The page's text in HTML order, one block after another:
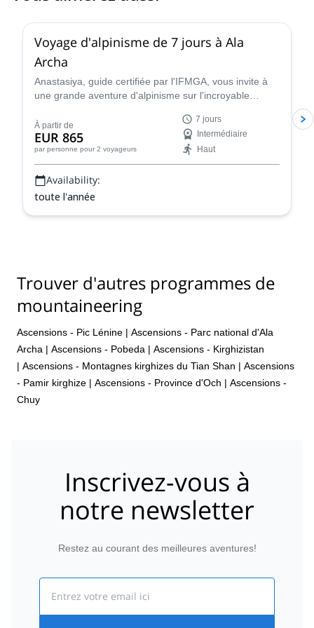
Voyage d'alpinisme de 7 jours à Ala
Archa
Anastasiya, guide certifiée par l'IFMGA, vous invite à
une grande aventure d'alpinisme sur l'incroyable
aurez l'occasion d'escalader le pic Korona (4810) et le
Bachechekei (4515 m) !
À partir de
EUR 865
par personne pour 2 voyageurs
7 jours
Intermédiaire
Haut
Availability:
toute l'année
Trouver d'autres programmes de
mountaineering
Ascensions - Pic Lénine | Ascensions - Parc national d'Ala
Archa | Ascensions - Pobeda | Ascensions - Kirghizistan
| Ascensions - Montagnes kirghizes du Tian Shan | Ascensions
- Pamir kirghize | Ascensions - Province d'Och | Ascensions -
Chuy
Inscrivez-vous à
notre newsletter
Restez au courant des meilleures aventures!